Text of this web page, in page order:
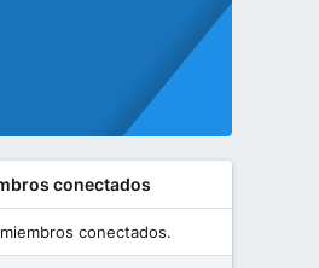
conectados
conectados.